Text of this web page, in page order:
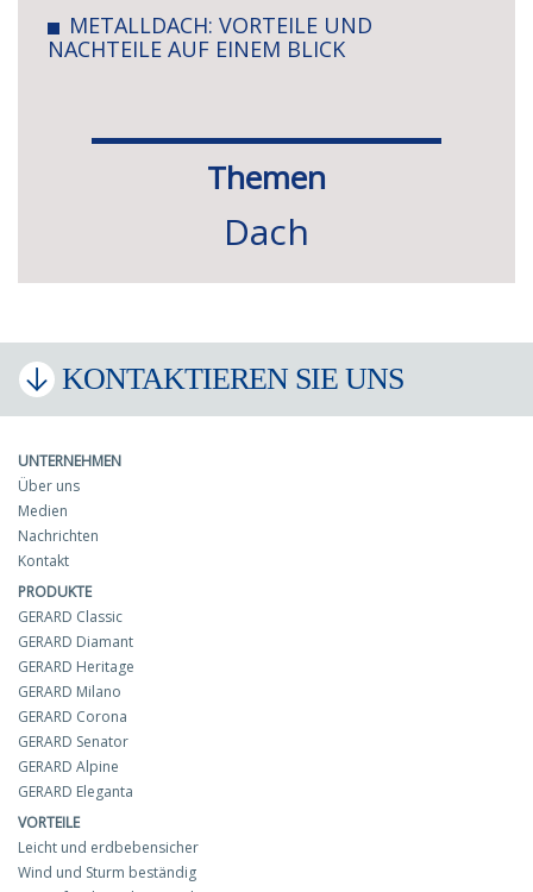
METALLDACH: VORTEILE UND
NACHTEILE AUF EINEM BLICK
Themen
Dach
KONTAKTIEREN SIE UNS
UNTERNEHMEN
Über uns
Medien
Nachrichten
Kontakt
PRODUKTE
GERARD Classic
GERARD Diamant
GERARD Heritage
GERARD Milano
GERARD Corona
GERARD Senator
GERARD Alpine
GERARD Eleganta
VORTEILE
Leicht und erdbebensicher
Wind und Sturm beständig